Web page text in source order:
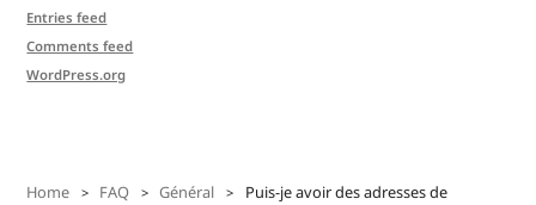
Entries feed
Comments feed
WordPress.org
Home FAQ Général
Puis-je avoir des adresses de